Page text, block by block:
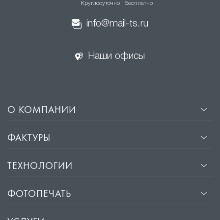
мягкого свечения, что придаёт помещению уют и
подвержены деформации и сохраняют свой
первоначальный вид на протяжении многих лет.
Лёгкость установки. Монтаж сатиновых потолков
занимает всего несколько часов и не требует
подготовки поверхности потолка.
защищает помещение от влаги и пыли.
Круглосуточно | Бесплатно
info@mail-ts.ru
Наши офисы
О КОМПАНИИ
ФАКТУРЫ
ТЕХНОЛОГИИ
ФОТОПЕЧАТЬ